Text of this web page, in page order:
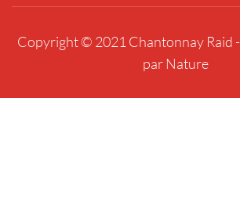
Copyright © 2021 Chantonnay Raid -
par Nature